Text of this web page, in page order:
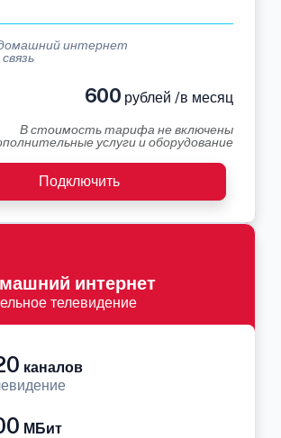
интернет
600 рублей /в месяц
В стоимость тарифа не включены
услуги и оборудование
Подключить
интернет
телевидение
каналов
МБит